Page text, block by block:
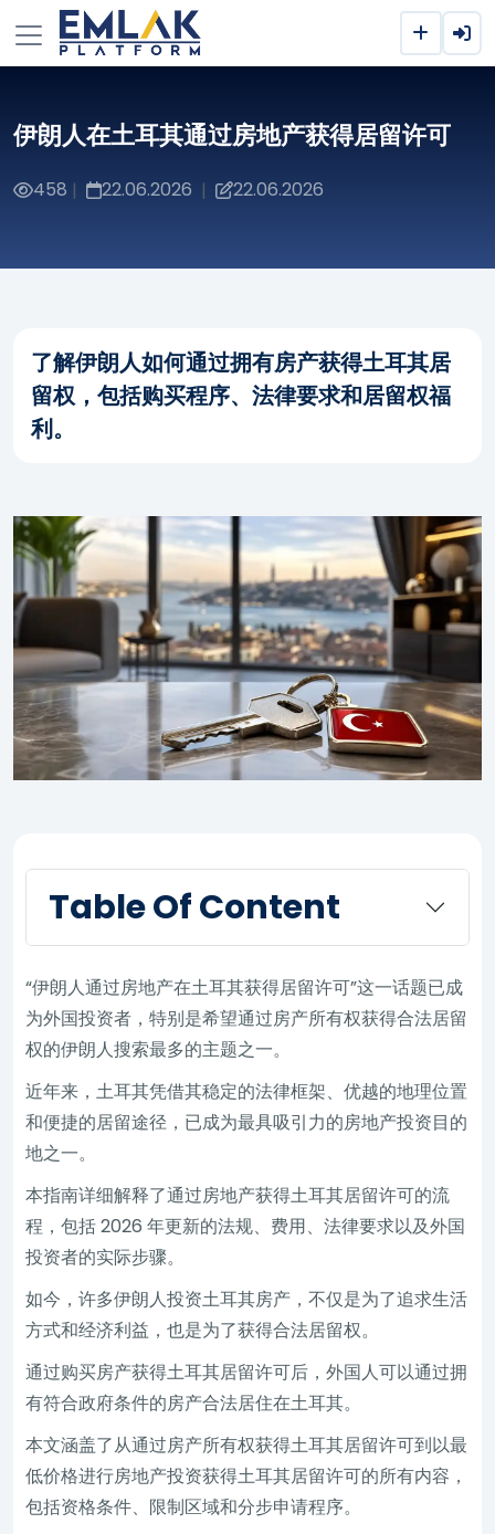
伊朗人在土耳其通过房地产获得居留许可
458 | 22.06.2026 | 22.06.2026
了解伊朗人如何通过拥有房产获得土耳其居
留权，包括购买程序、法律要求和居留权福
利。
Table Of Content
“伊朗人通过房地产在土耳其获得居留许可”这一话题已成
为外国投资者，特别是希望通过房产所有权获得合法居留
权的伊朗人搜索最多的主题之一。
近年来，土耳其凭借其稳定的法律框架、优越的地理位置
和便捷的居留途径，已成为最具吸引力的房地产投资目的
地之一。
本指南详细解释了通过房地产获得土耳其居留许可的流
程，包括 2026 年更新的法规、费用、法律要求以及外国
投资者的实际步骤。
如今，许多伊朗人投资土耳其房产，不仅是为了追求生活
方式和经济利益，也是为了获得合法居留权。
通过购买房产获得土耳其居留许可后，外国人可以通过拥
有符合政府条件的房产合法居住在土耳其。
本文涵盖了从通过房产所有权获得土耳其居留许可到以最
低价格进行房地产投资获得土耳其居留许可的所有内容，
包括资格条件、限制区域和分步申请程序。